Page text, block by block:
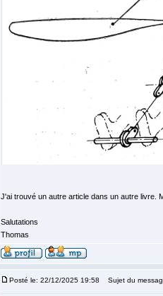
J'ai trouvé un autre article dans un autre livre.
Salutations
Thomas
Posté le: 22/12/2025 19:58 Sujet du